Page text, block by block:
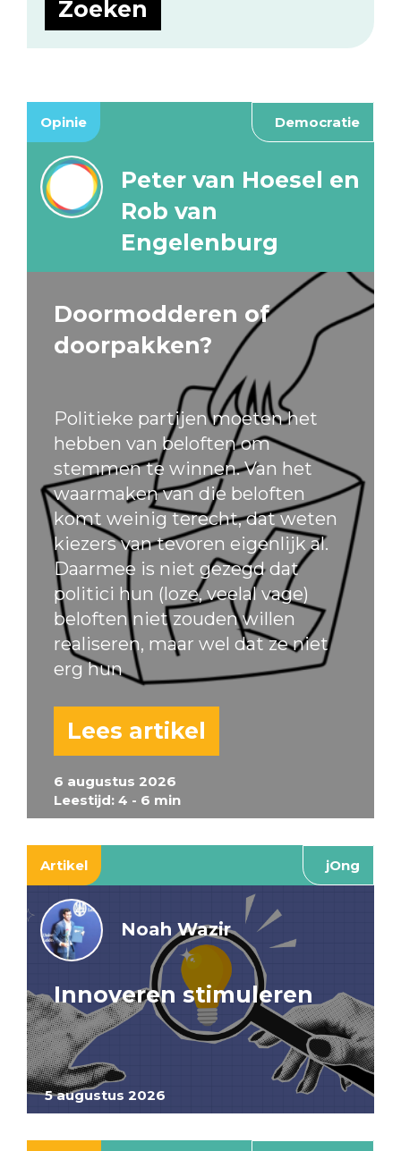
Opinie Democratie
6 augustus 2026
Leestijd: 4 - 6 min
Peter van Hoesel en
Rob van
Engelenburg
Doormodderen of
doorpakken?
Politieke partijen moeten het
hebben van beloften om
stemmen te winnen. Van het
waarmaken van die beloften
komt weinig terecht, dat weten
kiezers van tevoren eigenlijk al.
Daarmee is niet gezegd dat
politici hun (loze, veelal vage)
beloften niet zouden willen
realiseren, maar wel dat ze niet
erg hun
Lees artikel
Artikel jOng
5 augustus 2026
Noah Wazir
Innoveren stimuleren